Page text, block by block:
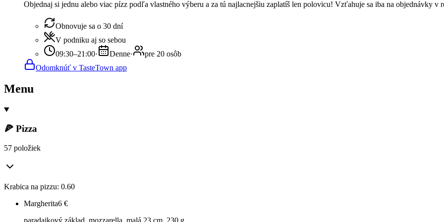
Objednaj si jednu alebo viac pízz podľa vlastného výberu a za tú najlacnejšiu zaplatíš len polovicu! Vzťahuje sa iba na objednávky v
Obnovuje sa o 30 dní
V podniku aj so sebou
09:30–21:00· Denne·
pre 20 osôb
Odomknúť v TasteTown app
Menu
🍕 Pizza
57 položiek
Krabica na pizzu: 0.60
Margherita6 €
paradajkový základ, mozzarella, malá 23 cm, 230 g